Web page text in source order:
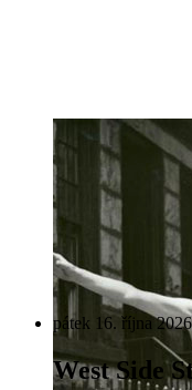
pátek 16. října
West Side